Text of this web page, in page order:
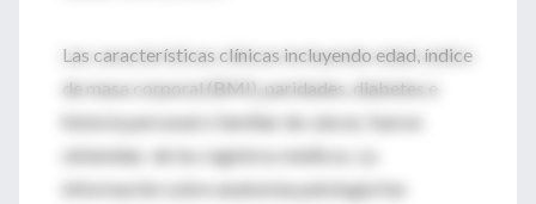
Las características clínicas incluyendo edad, índice
de masa corporal (BMI), paridades, diabetes e
historia personal o familiar de cáncer, fueron
obtenidas de los registros médicos. La
información sobre anatomía patología fue